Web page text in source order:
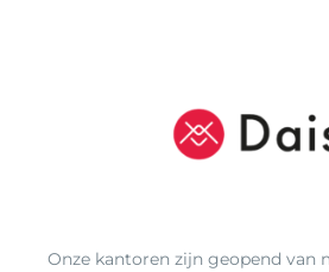
Onze kantoren zijn geopend van